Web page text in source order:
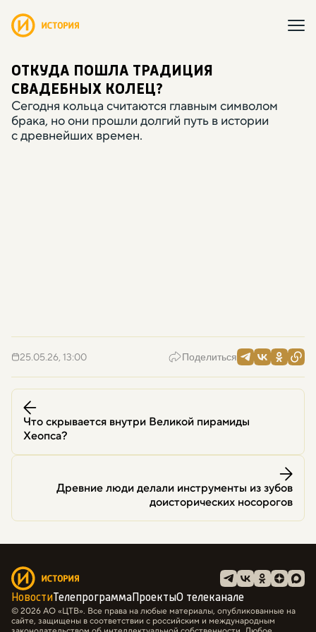
ОТКУДА ПОШЛА ТРАДИЦИЯ
СВАДЕБНЫХ КОЛЕЦ?
Сегодня кольца считаются главным символом
брака, но они прошли долгий путь в истории
с древнейших времен.
25.05.26, 13:00 Поделиться
Что скрывается внутри Великой пирамиды
Хеопса?
Древние люди делали инструменты из зубов
доисторических носорогов
Новости Телепрограмма ПроектыО телеканале
© 2026 АО «ЦТВ». Все права на любые материалы, опубликованные на
сайте, защищены в соответствии с российским и международным